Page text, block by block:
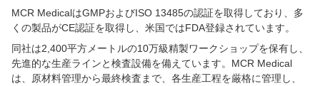
MCR MedicalはGMPおよびISO 13485の認証を取得しており、多
くの製品がCE認証を取得し、米国ではFDA登録されています。
同社は2,400平方メートルの10万級精製ワークショップを保有し、
先進的な生産ラインと検査設備を備えています。MCR Medical
は、原材料管理から最終検査まで、各生産工程を厳格に管理し、